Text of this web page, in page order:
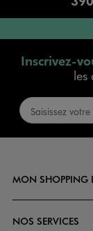
Inscrivez-
les
MON SHOPPING
NOS SERVICES